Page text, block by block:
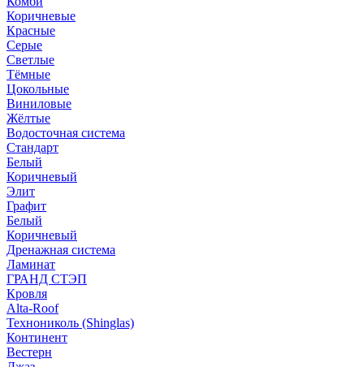
Коричневые
Красные
Серые
Светлые
Тёмные
Цокольные
Виниловые
Жёлтые
Водосточная система
Стандарт
Белый
Коричневый
Элит
Графит
Белый
Коричневый
Дренажная система
Ламинат
ГРАНД СТЭП
Кровля
Alta-Roof
Технониколь (Shinglas)
Континент
Вестерн